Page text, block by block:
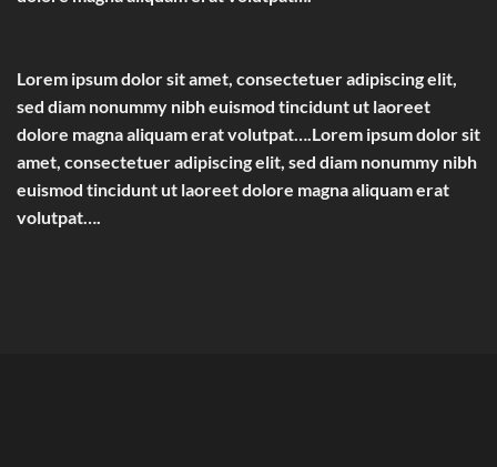
Lorem ipsum dolor sit amet, consectetuer adipiscing elit,
sed diam nonummy nibh euismod tincidunt ut laoreet
dolore magna aliquam erat volutpat….Lorem ipsum dolor sit
amet, consectetuer adipiscing elit, sed diam nonummy nibh
euismod tincidunt ut laoreet dolore magna aliquam erat
volutpat….